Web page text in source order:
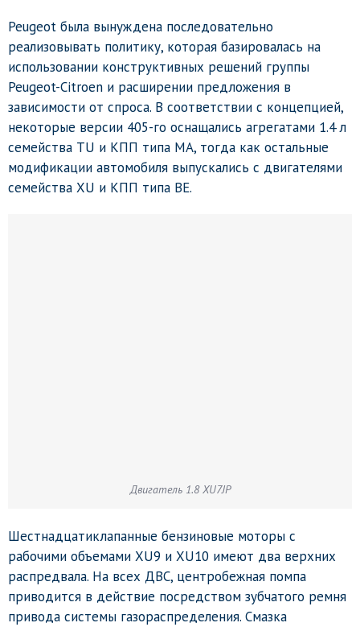
Peugeot была вынуждена последовательно
реализовывать политику, которая базировалась на
использовании конструктивных решений группы
Peugeot-Citroen и расширении предложения в
зависимости от спроса. В соответствии с концепцией,
некоторые версии 405-го оснащались агрегатами 1.4 л
семейства TU и КПП типа МА, тогда как остальные
модификации автомобиля выпускались с двигателями
семейства XU и КПП типа BE.
Двигатель 1.8 XU7JP
Шестнадцатиклапанные бензиновые моторы с
рабочими объемами XU9 и XU10 имеют два верхних
распредвала. На всех ДВС, центробежная помпа
приводится в действие посредством зубчатого ремня
привода системы газораспределения. Смазка